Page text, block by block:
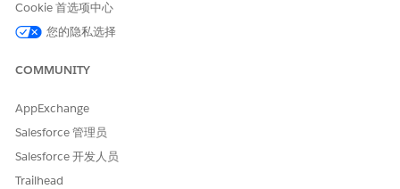
包含的客服人员工具
动状态。
Cookie 首选项中心
您的隐私选择
COMMUNITY
AppExchange
Salesforce 管理员
Salesforce 开发人员
Trailhead